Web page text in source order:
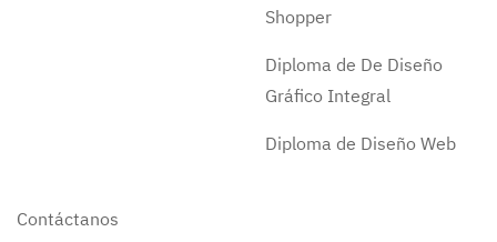
Shopper
Diploma de De Diseño
Gráfico Integral
Diploma de Diseño Web
Contáctanos